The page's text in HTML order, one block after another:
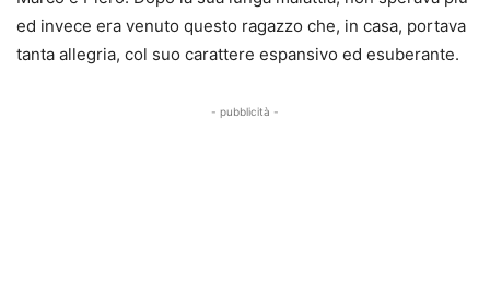
ed invece era venuto questo ragazzo che, in casa, portava
tanta allegria, col suo carattere espansivo ed esuberante.
- pubblicità -